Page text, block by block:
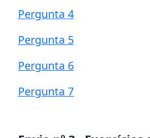
Pergunta 4
Pergunta 5
Pergunta 6
Pergunta 7